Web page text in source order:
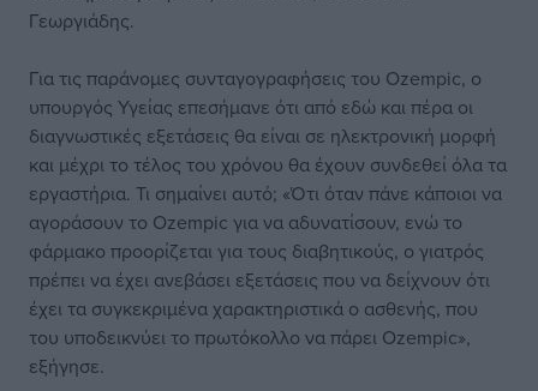
Γεωργιάδης.
Για τις παράνομες συνταγογραφήσεις του Ozempic, ο
υπουργός Υγείας επεσήμανε ότι από εδώ και πέρα οι
διαγνωστικές εξετάσεις θα είναι σε ηλεκτρονική μορφή
και μέχρι το τέλος του χρόνου θα έχουν συνδεθεί όλα τα
εργαστήρια. Τι σημαίνει αυτό; «Ότι όταν πάνε κάποιοι να
αγοράσουν το Οzempic για να αδυνατίσουν, ενώ το
φάρμακο προορίζεται για τους διαβητικούς, ο γιατρός
πρέπει να έχει ανεβάσει εξετάσεις που να δείχνουν ότι
έχει τα συγκεκριμένα χαρακτηριστικά ο ασθενής, που
του υποδεικνύει το πρωτόκολλο να πάρει Οzempic»,
εξήγησε.